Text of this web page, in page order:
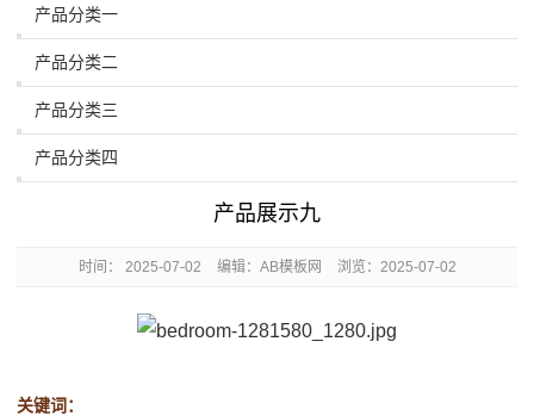
产品分类一
产品分类二
产品分类三
产品分类四
产品展示九
时间： 2025-07-02 编辑：AB模板网 浏览：2025-07-02
关键词：